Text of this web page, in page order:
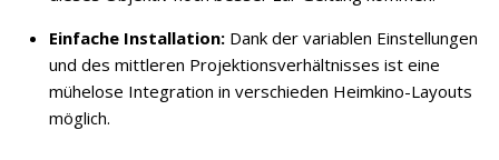
Einfache Installation: Dank der variablen Einstellungen
und des mittleren Projektionsverhältnisses ist eine
mühelose Integration in verschieden Heimkino-Layouts
möglich.